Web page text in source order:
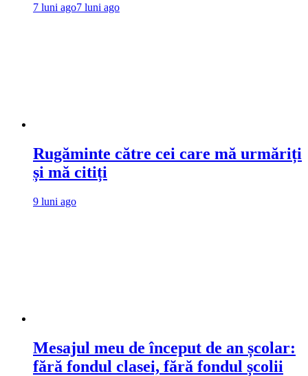
7 luni ago7 luni ago
Rugăminte către cei care mă urmăriți
și mă citiți
9 luni ago
Mesajul meu de început de an școlar:
fără fondul clasei, fără fondul școlii